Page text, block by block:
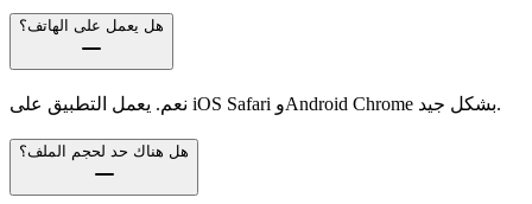
هل يعمل على الهاتف؟
نعم. يعمل التطبيق على iOS Safari وAndroid Chrome بشكل جيد.
هل هناك حد لحجم الملف؟